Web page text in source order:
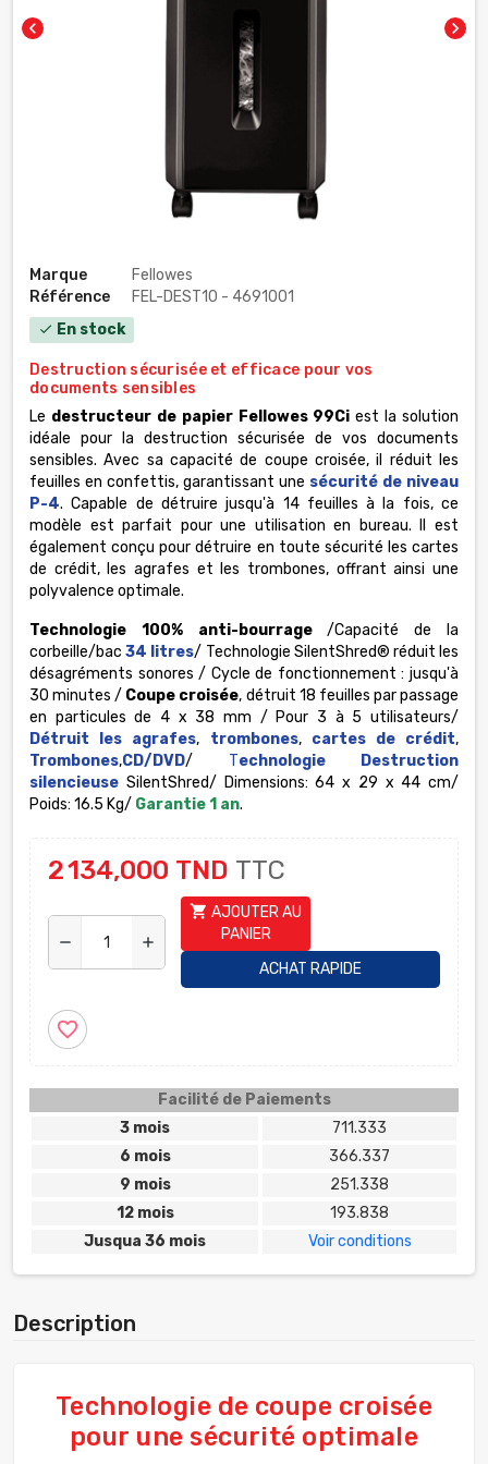
chevron_left chevron_right
Marque
Fellowes
Référence
FEL-DEST10 - 4691001
check En stock
Destruction sécurisée et efficace pour vos
documents sensibles
Le destructeur de papier Fellowes 99Ci est la solution
idéale pour la destruction sécurisée de vos documents
sensibles. Avec sa capacité de coupe croisée, il réduit les
feuilles en confettis, garantissant une sécurité de niveau
P-4. Capable de détruire jusqu'à 14 feuilles à la fois, ce
modèle est parfait pour une utilisation en bureau. Il est
également conçu pour détruire en toute sécurité les cartes
de crédit, les agrafes et les trombones, offrant ainsi une
polyvalence optimale.
Technologie 100% anti-bourrage/Capacité de la
corbeille/bac 34 litres/ Technologie SilentShred® réduit les
désagréments sonores / Cycle de fonctionnement : jusqu'à
30 minutes / Coupe croisée, détruit 18 feuilles par passage
en particules de 4 x 38 mm / Pour 3 à 5 utilisateurs/
Détruit les agrafes, trombones, cartes de crédit,
Trombones,CD/DVD/ Technologie Destruction
silencieuse SilentShred/ Dimensions: 64 x 29 x 44 cm/
Poids: 16.5 Kg/ Garantie 1 an.
2 134,000 TND TTC
remove add
shopping_cart AJOUTER AU
PANIER
ACHAT RAPIDE
favorite_border
Facilité de Paiements
3 mois
711.333
6 mois
366.337
9 mois
251.338
12 mois
193.838
Jusqua 36 mois
Voir conditions
Description
Technologie de coupe croisée
pour une sécurité optimale